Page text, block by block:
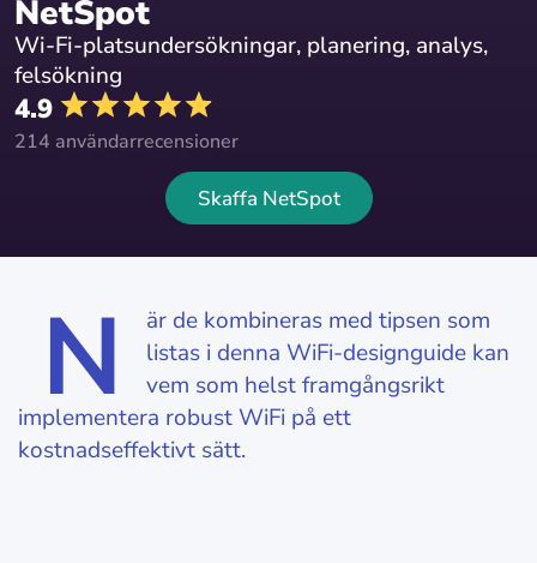
NetSpot
Wi-Fi-platsundersökningar, planering, analys,
felsökning
4.9
214 användarrecensioner
Skaffa NetSpot
N
är de kombineras med tipsen som
listas i denna WiFi-designguide kan
vem som helst framgångsrikt
implementera robust WiFi på ett
kostnadseffektivt sätt.